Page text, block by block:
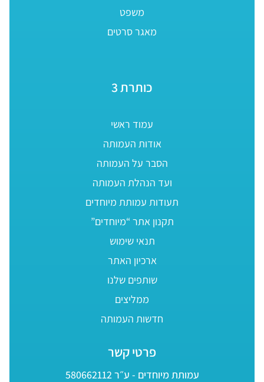
משפט
מאגר סרטים
כותרת 3
עמוד ראשי
אודות העמותה
הסבר על העמותה
ועד הנהלת העמותה
תעודות עמותת מיוחדים
תקנון אתר “מיוחדים”
תנאי שימוש
ארכיון האתר
שותפים שלנו
ממליצים
חדשות העמותה
פרטי קשר
עמותת מיוחדים - ע״ר 580662112